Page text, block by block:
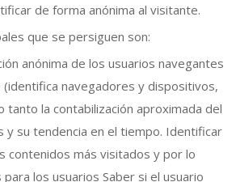
de forma anónima al visitante.
que se persiguen son:
anónima de los usuarios navegantes
navegadores y dispositivos,
tanto la contabilización aproximada del
y su tendencia en el tiempo. Identificar
contenidos más visitados y por lo
los usuarios Saber si el usuario